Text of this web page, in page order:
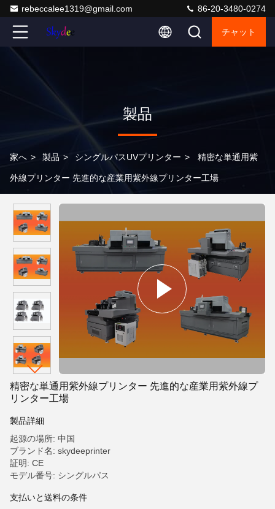
rebeccalee1319@gmail.com 86-20-3480-0274
チャット
製品
家へ > 製品 > シングルパスUVプリンター > 精密な単通用紫
外線プリンター 先進的な産業用紫外線プリンター工場
精密な単通用紫外線プリンター 先進的な産業用紫外線プ
リンター工場
製品詳細
起源の場所: 中国
ブランド名: skydeeprinter
証明: CE
モデル番号: シングルパス
支払いと送料の条件